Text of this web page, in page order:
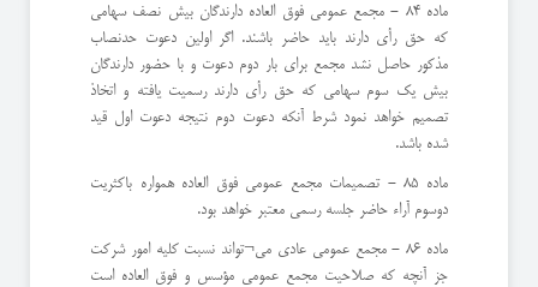
ماده 84 - مجمع عمومی فوق العاده دارندگان بیش نصف سهامی
که حق رأى دارند باید حاضر باشند. اگر اولین دعوت حدنصاب
مذکور حاصل نشد مجمع برای بار دوم دعوت و با حضور دارندگان
بیش یک سوم سهامی که حق رأى دارند رسمیت یافته و اتخاذ
تصمیم خواهد نمود شرط آنکه دعوت دوم نتیجه دعوت اول قید
شده باشد.
ماده 85 - تصمیمات مجمع عمومی فوق العاده همواره باکثریت
دوسوم آراء حاضر جلسه رسمی معتبر خواهد بود.
ماده 86 - مجمع عمومی عادی می¬تواند نسبت کلیه امور شرکت
جز آنچه که صلاحیت مجمع عمومی مؤسس و فوق العاده است